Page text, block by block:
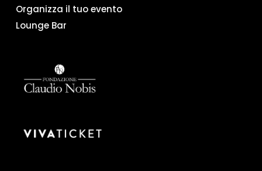
Organizza il tuo evento
Lounge Bar